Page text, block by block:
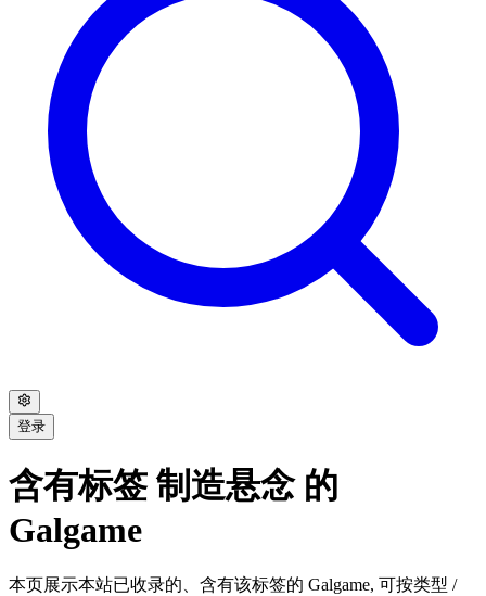
登录
含有标签 制造悬念 的
Galgame
本页展示本站已收录的、含有该标签的 Galgame, 可按类型 /